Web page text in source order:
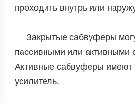
проходить внутрь или
Закрытые сабвуферы
пассивными или активными
Активные сабвуферы имеют
усилитель.